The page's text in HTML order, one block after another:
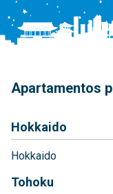
Apartamentos
Hokkaido
Hokkaido
Tohoku